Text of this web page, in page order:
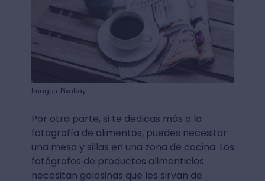
Imagen: Pixabay
Por otra parte, si te dedicas más a la
fotografía de alimentos, puedes necesitar
una mesa y sillas en una zona de cocina. Los
fotógrafos de productos alimenticios
necesitan golosinas que les sirvan de